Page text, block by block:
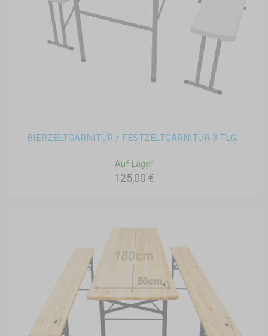
BIERZELTGARNITUR / FESTZELTGARNITUR 3 TLG...
Auf Lager
125,00 €